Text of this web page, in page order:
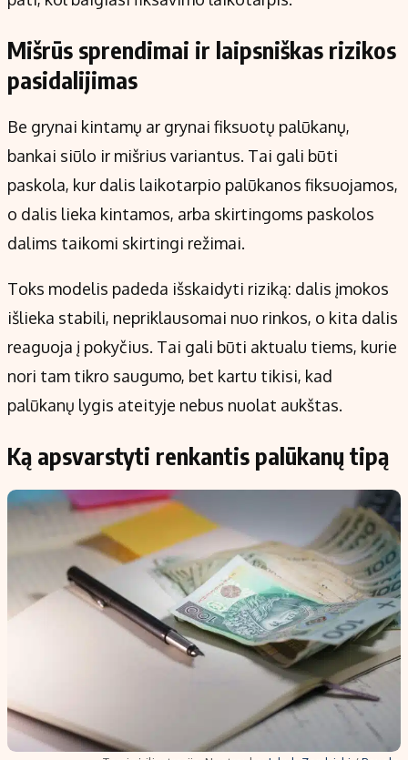
Mišrūs sprendimai ir laipsniškas rizikos
pasidalijimas
Be grynai kintamų ar grynai fiksuotų palūkanų,
bankai siūlo ir mišrius variantus. Tai gali būti
paskola, kur dalis laikotarpio palūkanos fiksuojamos,
o dalis lieka kintamos, arba skirtingoms paskolos
dalims taikomi skirtingi režimai.
Toks modelis padeda išskaidyti riziką: dalis įmokos
išlieka stabili, nepriklausomai nuo rinkos, o kita dalis
reaguoja į pokyčius. Tai gali būti aktualu tiems, kurie
nori tam tikro saugumo, bet kartu tikisi, kad
palūkanų lygis ateityje nebus nuolat aukštas.
Ką apsvarstyti renkantis palūkanų tipą